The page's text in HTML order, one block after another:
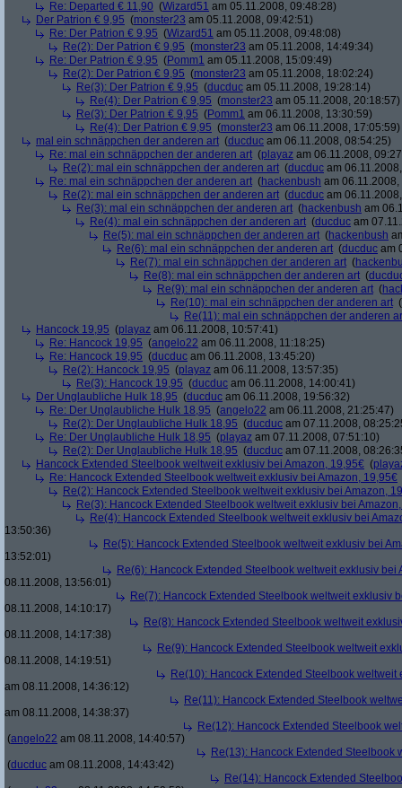
Re: Departed € 11,90 (Wizard51 am 05.11.2008, 09:48:28)
Der Patrion € 9,95 (monster23 am 05.11.2008, 09:42:51)
Re: Der Patrion € 9,95 (Wizard51 am 05.11.2008, 09:48:08)
Re(2): Der Patrion € 9,95 (monster23 am 05.11.2008, 14:49:34)
Re: Der Patrion € 9,95 (Pomm1 am 05.11.2008, 15:09:49)
Re(2): Der Patrion € 9,95 (monster23 am 05.11.2008, 18:02:24)
Re(3): Der Patrion € 9,95 (ducduc am 05.11.2008, 19:28:14)
Re(4): Der Patrion € 9,95 (monster23 am 05.11.2008, 20:18:57)
Re(3): Der Patrion € 9,95 (Pomm1 am 06.11.2008, 13:30:59)
Re(4): Der Patrion € 9,95 (monster23 am 06.11.2008, 17:05:59)
mal ein schnäppchen der anderen art (ducduc am 06.11.2008, 08:54:25)
Re: mal ein schnäppchen der anderen art (playaz am 06.11.2008,
Re(2): mal ein schnäppchen der anderen art (ducduc am
Re: mal ein schnäppchen der anderen art (hackenbush am
Re(2): mal ein schnäppchen der anderen art (ducduc am
Re(3): mal ein schnäppchen der anderen art (hackenbush am
Re(4): mal ein schnäppchen der anderen art (ducduc am
Re(5): mal ein schnäppchen der anderen art (hackenbush
Re(6): mal ein schnäppchen der anderen art (ducduc am
Re(7): mal ein schnäppchen der anderen art (
Re(8): mal ein schnäppchen der anderen art (
Re(9): mal ein schnäppchen der anderen art (
Re(10): mal ein schnäppchen der anderen art (
Re(11): mal ein schnäppchen der anderen
Hancock 19,95 (playaz am 06.11.2008, 10:57:41)
Re: Hancock 19,95 (angelo22 am 06.11.2008, 11:18:25)
Re: Hancock 19,95 (ducduc am 06.11.2008, 13:45:20)
Re(2): Hancock 19,95 (playaz am 06.11.2008, 13:57:35)
Re(3): Hancock 19,95 (ducduc am 06.11.2008, 14:00:41)
Der Unglaubliche Hulk 18,95 (ducduc am 06.11.2008, 19:56:32)
Re: Der Unglaubliche Hulk 18,95 (angelo22 am 06.11.2008, 21:25:47)
Re(2): Der Unglaubliche Hulk 18,95 (ducduc am 07.11.2008,
Re: Der Unglaubliche Hulk 18,95 (playaz am 07.11.2008, 07:51:10)
Re(2): Der Unglaubliche Hulk 18,95 (ducduc am 07.11.2008,
Hancock Extended Steelbook weltweit exklusiv bei Amazon, 19,95€ (
Re: Hancock Extended Steelbook weltweit exklusiv bei Amazon, 19,95€
Re(2): Hancock Extended Steelbook weltweit exklusiv bei Amazon,
Re(3): Hancock Extended Steelbook weltweit exklusiv bei
Re(4): Hancock Extended Steelbook weltweit exklusiv bei
13:50:36)
Re(5): Hancock Extended Steelbook weltweit exklusiv bei
13:52:01)
Re(6): Hancock Extended Steelbook weltweit exklusiv bei
08.11.2008, 13:56:01)
Re(7): Hancock Extended Steelbook weltweit exklusiv
08.11.2008, 14:10:17)
Re(8): Hancock Extended Steelbook weltweit
08.11.2008, 14:17:38)
Re(9): Hancock Extended Steelbook weltweit
08.11.2008, 14:19:51)
Re(10): Hancock Extended Steelbook weltweit
am 08.11.2008, 14:36:12)
Re(11): Hancock Extended Steelbook
am 08.11.2008, 14:38:37)
Re(12): Hancock Extended Steelbook
(angelo22 am 08.11.2008, 14:40:57)
Re(13): Hancock Extended Steelbook
(ducduc am 08.11.2008, 14:43:42)
Re(14): Hancock Extended